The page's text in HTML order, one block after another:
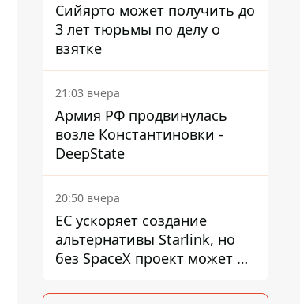
Сийярто может получить до
3 лет тюрьмы по делу о
взятке
21:03 вчера
Армия РФ продвинулась
возле Константиновки -
DeepState
20:50 вчера
ЕС ускоряет создание
альтернативы Starlink, но
без SpaceX проект может не